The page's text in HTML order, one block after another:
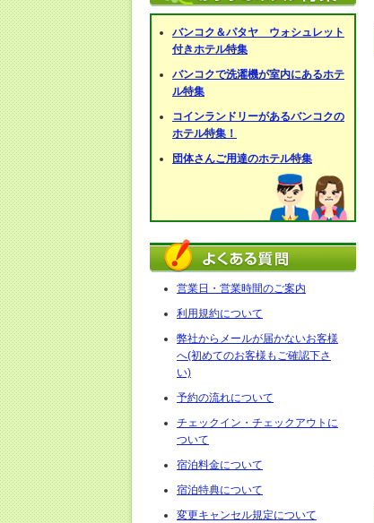
バンコク＆パタヤ ウォシュレット
付きホテル特集
バンコクで洗濯機が室内にあるホテ
ル特集
コインランドリーがあるバンコクの
ホテル特集！
団体さんご用達のホテル特集
営業日・営業時間のご案内
利用規約について
弊社からメールが届かないお客様
へ(初めてのお客様もご確認下さ
い)
予約の流れについて
チェックイン・チェックアウトに
ついて
宿泊料金について
宿泊特典について
変更キャンセル規定について